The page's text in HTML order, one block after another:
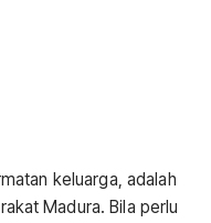
keluarga, adalah
Madura. Bila perlu